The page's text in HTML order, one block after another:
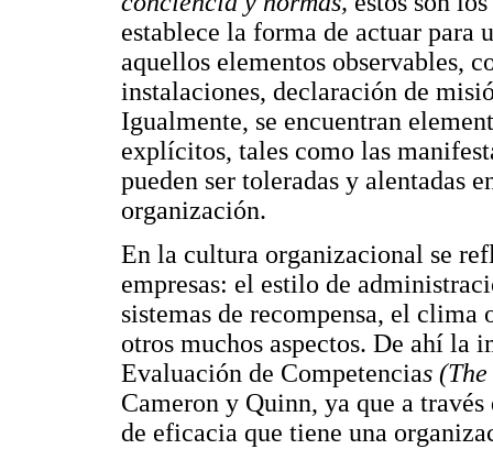
establece la forma de actuar para
aquellos elementos observables,
instalaciones, declaración de
Igualmente, se encuentran
explícitos, tales como las
pueden ser toleradas y alentadas
organización.
En la cultura organizacional se
empresas: el estilo de
sistemas de recompensa, el
otros muchos aspectos. De ahí la
Evaluación de Competencias
Cameron y Quinn, ya que a
de eficacia que tiene una